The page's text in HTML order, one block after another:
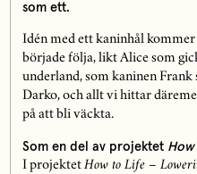
som ett.
Idén med ett kaninhål
började följa, likt Alice som
underland, som kaninen
Darko, och allt vi hittar
på att bli väckta.
Som en del av projektet
I projektet How to Life –